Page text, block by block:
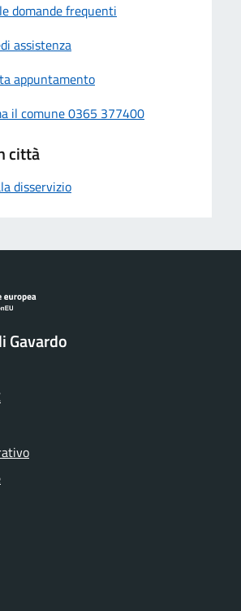
domande frequenti
assistenza
appuntamento
il comune 0365 377400
città
disservizio
Gavardo